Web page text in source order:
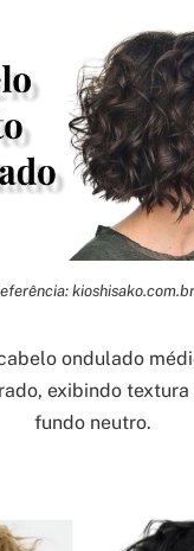
kioshisako.com.br
ondulado
exibindo
fundo neutro.